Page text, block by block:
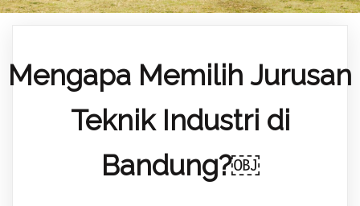
Mengapa Memilih Jurusan
Teknik Industri di
Bandung?￼